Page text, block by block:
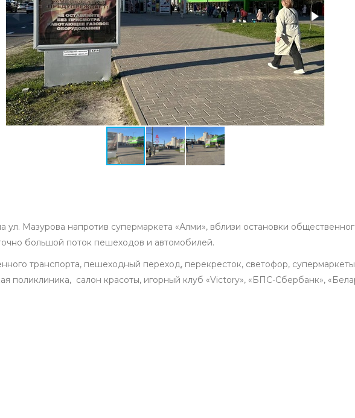
ул. Мазурова напротив супермаркета «Алми», вблизи остановки
большой поток пешеходов и автомобилей.
транспорта, пешеходный переход, перекресток, светофор,
поликлиника, салон красоты, игорный клуб «Victory», «БПС-Сбербанк»,